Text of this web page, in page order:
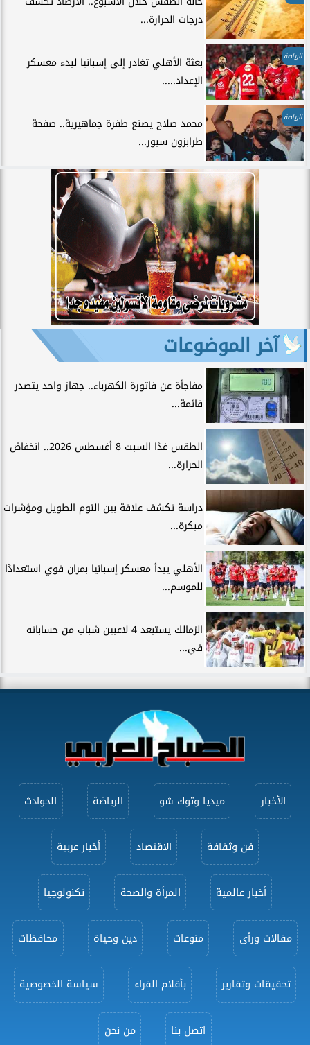
درجات الحرارة...
الرياضة
بعثة الأهلي تغادر إلى إسبانيا لبدء معسكر
الإعداد.....
الرياضة
محمد صلاح يصنع طفرة جماهيرية.. صفحة
طرابزون سبور...
آخر الموضوعات
مفاجأة عن فاتورة الكهرباء.. جهاز واحد يتصدر
قائمة...
الطقس غدًا السبت 8 أغسطس 2026.. انخفاض
الحرارة...
دراسة تكشف علاقة بين النوم الطويل ومؤشرات
مبكرة...
الأهلي يبدأ معسكر إسبانيا بمران قوي استعدادًا
للموسم...
الزمالك يستبعد 4 لاعبين شباب من حساباته
في...
الأخبار ميديا وتوك شو الرياضة الحوادث
فن وثقافة الاقتصاد أخبار عربية
أخبار عالمية المرأة والصحة تكنولوجيا
مقالات ورأى منوعات دين وحياة محافظات
تحقيقات وتقارير بأقلام القراء سياسة الخصوصية
اتصل بنا من نحن